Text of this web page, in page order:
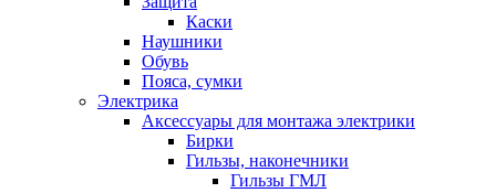
Каски
Наушники
Обувь
Пояса, сумки
Электрика
Аксессуары для монтажа электрики
Бирки
Гильзы, наконечники
Гильзы ГМЛ